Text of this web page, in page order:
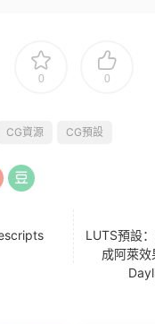
0 0
CG資源 CG預設
LUTS預設
成阿萊